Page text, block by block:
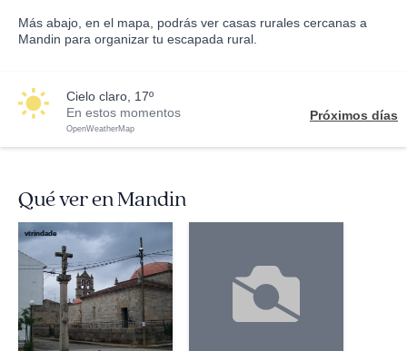
Más abajo, en el mapa, podrás ver casas rurales cercanas a
Mandin para organizar tu escapada rural.
cielo claro, 17º
En estos momentos
OpenWeatherMap
Próximos días
Qué ver en Mandin
vtrindade